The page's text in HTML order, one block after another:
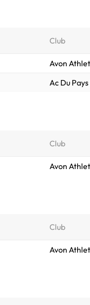
Club
Avon
Ac Du
Club
Avon
Club
Avon